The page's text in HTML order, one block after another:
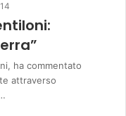
ha commentato
attraverso